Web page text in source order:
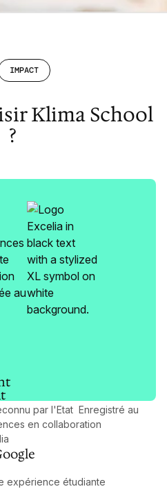
IMPACT
Klima School
?
par l'Etat Enregistré au
en collaboration
expérience étudiante